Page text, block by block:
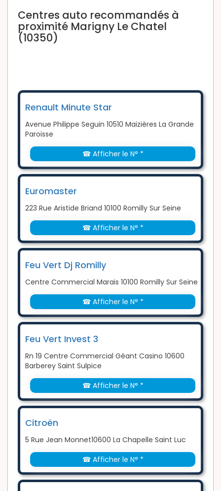
Centres auto recommandés à
proximité Marigny Le Chatel
(10350)
Renault Minute Star
Avenue Philippe Seguin 10510 Maizières La Grande
Paroisse
☎ Afficher le N° *
Euromaster
223 Rue Aristide Briand 10100 Romilly Sur Seine
☎ Afficher le N° *
Feu Vert Dj Romilly
Centre Commercial Marais 10100 Romilly Sur Seine
☎ Afficher le N° *
Feu Vert Invest 3
Rn 19 Centre Commercial Géant Casino 10600
Barberey Saint Sulpice
☎ Afficher le N° *
Citroën
5 Rue Jean Monnet10600 La Chapelle Saint Luc
☎ Afficher le N° *